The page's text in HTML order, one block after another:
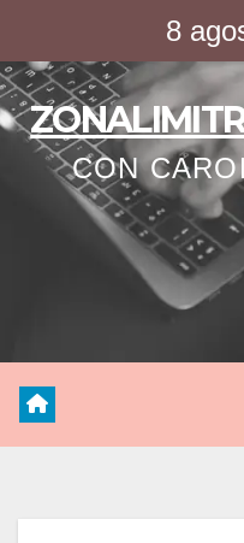
contenido
8
CON